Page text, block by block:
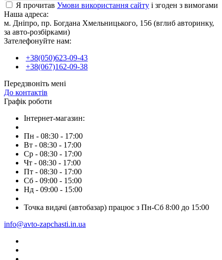
Я прочитав Умови використання сайту і згоден з вимогами
Наша адреса:
м. Дніпро, пр. Богдана Хмельницького, 156 (вглиб авторинку,
за авто-розбірками)
Зателефонуйте нам:
+38(050)623-09-43
+38(067)162-09-38
Передзвоніть мені
До контактів
Графік роботи
Інтернет-магазин:
Пн - 08:30 - 17:00
Вт - 08:30 - 17:00
Ср - 08:30 - 17:00
Чт - 08:30 - 17:00
Пт - 08:30 - 17:00
Сб - 09:00 - 15:00
Нд - 09:00 - 15:00
Точка видачі (автобазар) працює з Пн-Сб 8:00 до 15:00
info@avto-zapchasti.in.ua